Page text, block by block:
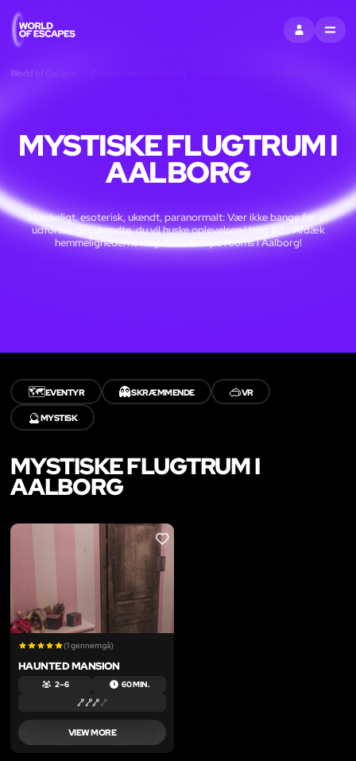
LOG INDMENU
World of Escapes
MYSTISKE FLUGTRUM I
AALBORG
Mærkeligt, esoterisk, ukendt, paranormalt: Vær ikke bange for at
udforske det ukendte, du vil huske oplevelsen i lang tid... Afdæk
hemmelighederne i mystiske escape rooms i Aalborg!
🗺️EVENTYR 👻SKRÆMMENDE 🥽VR
🔮MYSTISK
MYSTISKE FLUGTRUM I
AALBORG
LIKE
(1 gennemgå)
HAUNTED MANSION
2 – 6 60 MIN.
VIEW MORE